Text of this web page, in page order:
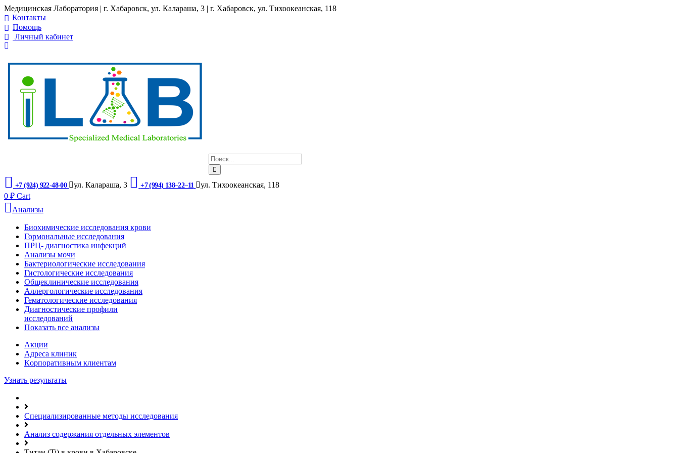
Медицинская Лаборатория | г. Хабаровск, ул. Калараша, 3 | г. Хабаровск, ул. ​Тихоокеанская, 118
Контакты
Помощь
Личный кабинет
+7 (924) 922-48-00 ул. ​Калараша, 3 +7 (994) 138‒22‒11
ул. ​Тихоокеанская, 118
0 ₽ Cart
Анализы
Биохимические исследования крови
Гормональные исследования
ПРЦ- диагностика инфекций
Анализы мочи
Бактериологические исследования
Гистологические исследования
Общеклинические исследования
Аллергологические исследования
Гематологические исследования
Диагностические профили
исследований
Показать все анализы
Акции
Адреса клиник
Кoрпоративным клиентам
Узнать результаты
Специализированные методы исследования
Анализ содержания отдельных элементов